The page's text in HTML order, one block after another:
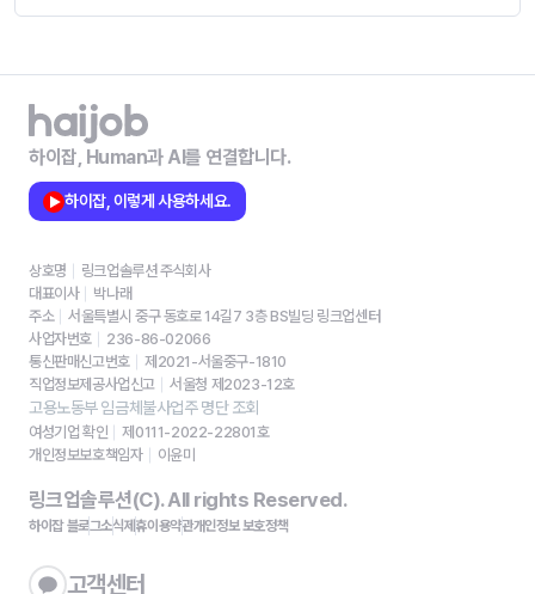
하이잡, Human과 AI를 연결합니다.
하이잡, 이렇게 사용하세요.
상호명
링크업솔루션 주식회사
대표이사
박나래
주소
서울특별시 중구 동호로 14길7 3층 BS빌딩 링크업센터
사업자번호
236-86-02066
통신판매신고번호
제2021-서울중구-1810
직업정보제공사업신고
서울청 제2023-12호
고용노동부 임금체불사업주 명단 조회
여성기업 확인
제0111-2022-22801호
개인정보보호책임자
이윤미
링크업솔루션(C). All rights Reserved.
하이잡 블로그소식제휴이용약관개인정보 보호정책
고객센터